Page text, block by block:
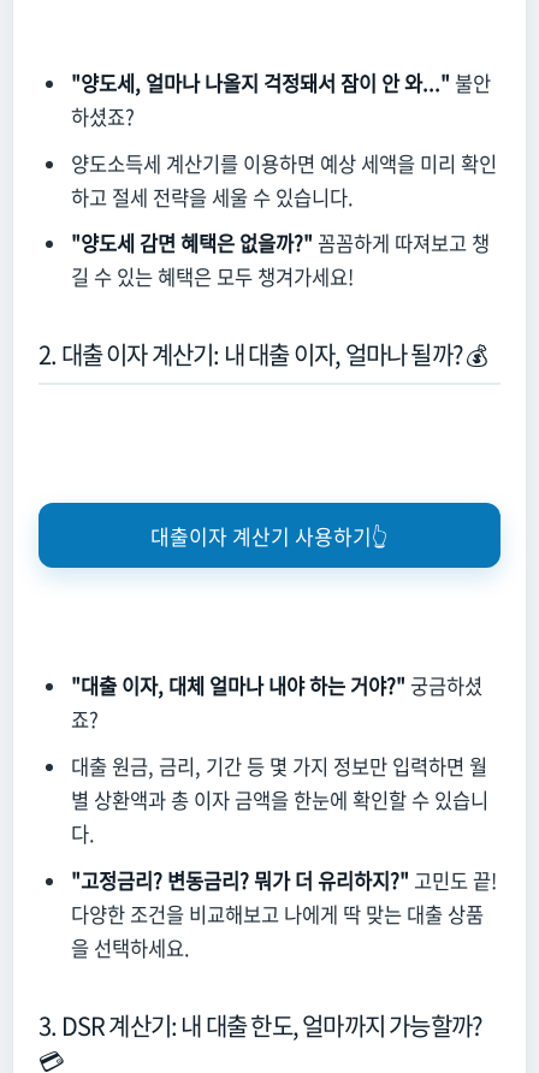
"양도세, 얼마나 나올지 걱정돼서 잠이 안 와..." 불안
하셨죠?
양도소득세 계산기를 이용하면 예상 세액을 미리 확인
하고 절세 전략을 세울 수 있습니다.
"양도세 감면 혜택은 없을까?" 꼼꼼하게 따져보고 챙
길 수 있는 혜택은 모두 챙겨가세요!
2. 대출 이자 계산기: 내 대출 이자, 얼마나 될까? 💰
대출이자 계산기 사용하기👆
"대출 이자, 대체 얼마나 내야 하는 거야?" 궁금하셨
죠?
대출 원금, 금리, 기간 등 몇 가지 정보만 입력하면 월
별 상환액과 총 이자 금액을 한눈에 확인할 수 있습니
다.
"고정금리? 변동금리? 뭐가 더 유리하지?" 고민도 끝!
다양한 조건을 비교해보고 나에게 딱 맞는 대출 상품
을 선택하세요.
3. DSR 계산기: 내 대출 한도, 얼마까지 가능할까?
💳